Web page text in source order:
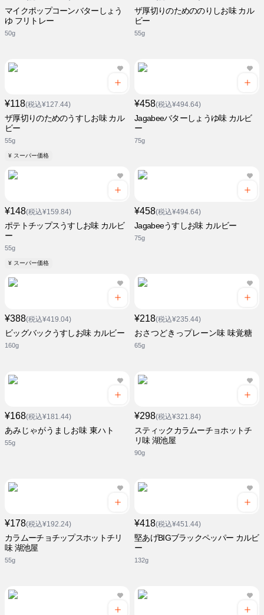
マイクポップコーンバターしょう
ゆ フリトレー
50g
ザ厚切りのためののりしお味 カル
ビー
55g
¥118(税込¥127.44)
ザ厚切りのためのうすしお味 カル
ビー
55g
¥ スーパー価格
¥458(税込¥494.64)
Jagabeeバターしょうゆ味 カルビ
ー
75g
¥148(税込¥159.84)
ポテトチップスうすしお味 カルビ
ー
55g
¥ スーパー価格
¥458(税込¥494.64)
Jagabeeうすしお味 カルビー
75g
¥388(税込¥419.04)
ビッグバックうすしお味 カルビー
160g
¥218(税込¥235.44)
おさつどきっプレーン味 味覚糖
65g
¥168(税込¥181.44)
あみじゃがうましお味 東ハト
55g
¥298(税込¥321.84)
スティックカラムーチョホットチ
リ味 湖池屋
90g
¥178(税込¥192.24)
カラムーチョチップスホットチリ
味 湖池屋
55g
¥418(税込¥451.44)
堅あげBIGブラックペッパー カルビ
ー
132g